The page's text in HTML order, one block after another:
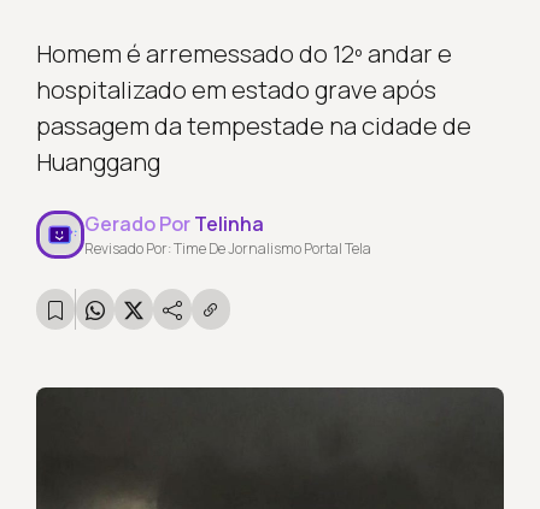
Homem é arremessado do 12º andar e
hospitalizado em estado grave após
passagem da tempestade na cidade de
Huanggang
Gerado PorTelinha
Revisado Por: Time De Jornalismo Portal Tela